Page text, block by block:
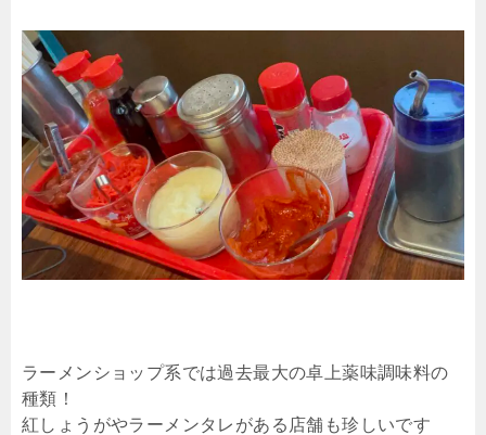
ラーメンショップ系では過去最大の卓上薬味調味料の
種類！
紅しょうがやラーメンタレがある店舗も珍しいです